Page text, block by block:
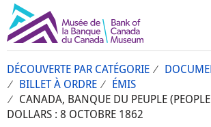
DÉCOUVERTE PAR CATÉGORIE
BILLET À ORDRE
ÉMIS
CANADA, BANQUE DU PEUPLE
DOLLARS : 8 OCTOBRE 1862